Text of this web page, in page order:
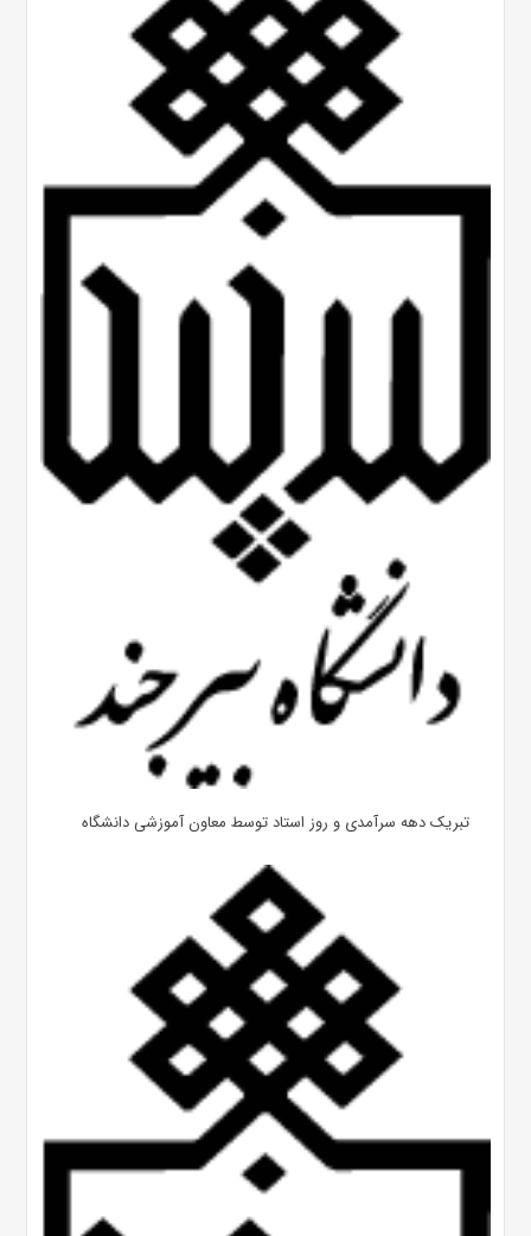
تبریک دهه سرآمدی و روز استاد توسط معاون آموزشی دانشگاه